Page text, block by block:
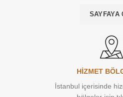
SAYFAYA
HİZMET
İstanbul içerisinde